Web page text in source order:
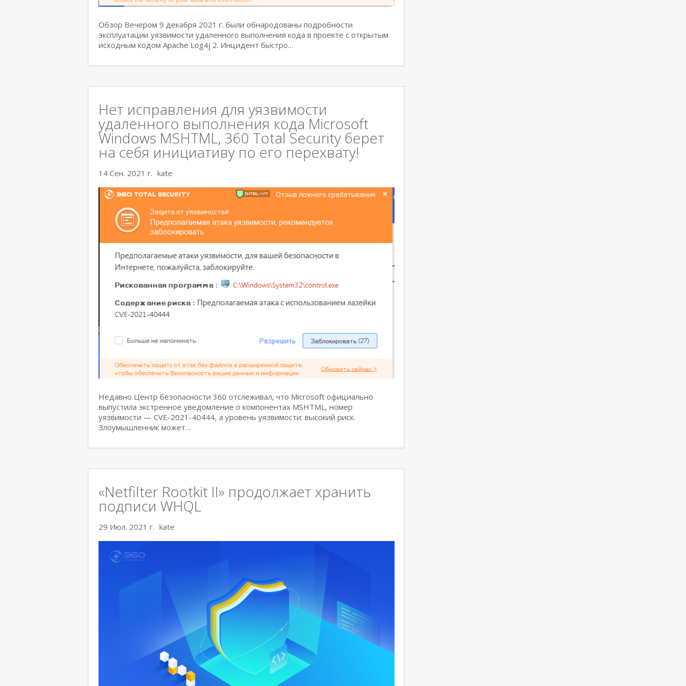
Обзор Вечером 9 декабря 2021 г. были обнародованы подробности
эксплуатации уязвимости удаленного выполнения кода в проекте с открытым
исходным кодом Apache Log4j 2. Инцидент быстро…
Нет исправления для уязвимости
удаленного выполнения кода Microsoft
Windows MSHTML, 360 Total Security берет
на себя инициативу по его перехвату!
14 Сен. 2021 г. kate
Недавно Центр безопасности 360 отслеживал, что Microsoft официально
выпустила экстренное уведомление о компонентах MSHTML, номер
уязвимости — CVE-2021-40444, а уровень уязвимости: высокий риск.
Злоумышленник может…
«Netfilter Rootkit II» продолжает хранить
подписи WHQL
29 Июл. 2021 г. kate